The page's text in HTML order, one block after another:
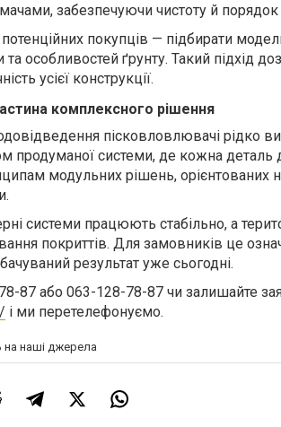
забезпечуючи чистоту й порядок
покупців — підбирати
та особливостей ґрунту. Такий підхід
усієї конструкції.
комплексного рішення
пісковловлювачі рідко
продуманої системи, де кожна
модульних рішень, орієнтованих
системи працюють стабільно, а
покриттів. Для замовників це
результат уже сьогодні.
87 або 063-128-78-87 чи залишайте
і ми перетелефонуємо.
на наші джерела